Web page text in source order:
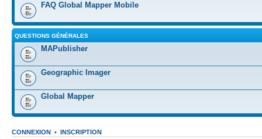
FAQ Global Mapper Mobile
QUESTIONS GÉNÉRALES
MAPublisher
Geographic Imager
Global Mapper
CONNEXION • INSCRIPTION